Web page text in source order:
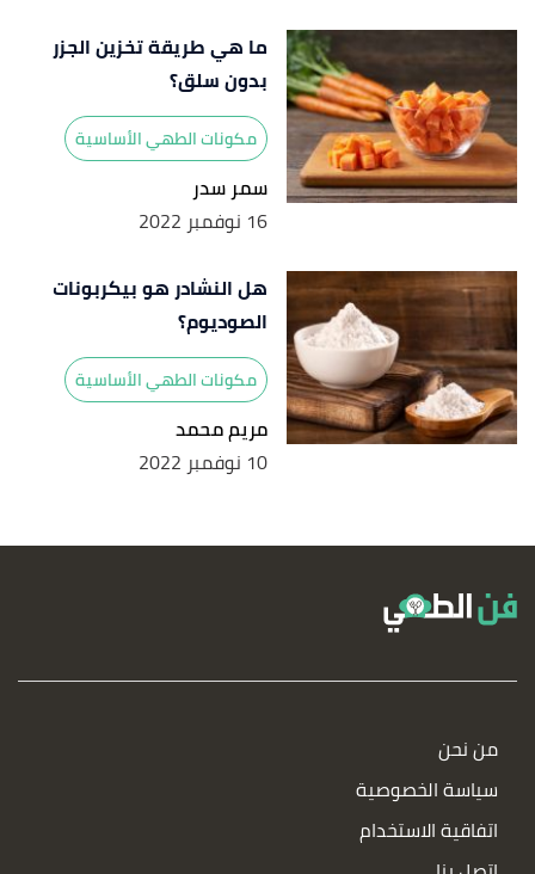
ما هي طريقة تخزين الجزر
بدون سلق؟
مكونات الطهي الأساسية
سمر سدر
16 نوفمبر 2022
هل النشادر هو بيكربونات
الصوديوم؟
مكونات الطهي الأساسية
مريم محمد
10 نوفمبر 2022
من نحن
سياسة الخصوصية
اتفاقية الاستخدام